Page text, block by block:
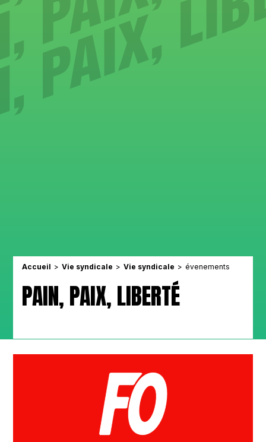
Accueil Vie syndicale Vie syndicale évenements
PAIN, PAIX, LIBERTÉ